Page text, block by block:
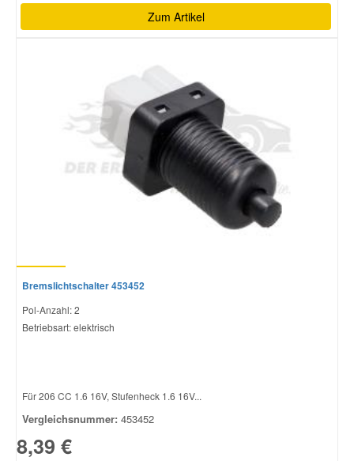
Zum Artikel
Bremslichtschalter 453452
Pol-Anzahl: 2
Betriebsart: elektrisch
Für 206 CC 1.6 16V, Stufenheck 1.6 16V...
Vergleichsnummer: 453452
8,39 €